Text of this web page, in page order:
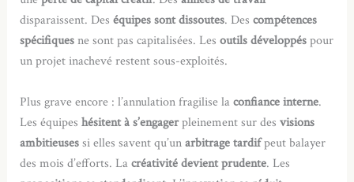
disparaissent. Deséquipes sont dissoutes. Descompétences
spécifiquesne sont pas capitalisées. Lesoutils développéspour
un projet inachevé restent sous-exploités.
Plus grave encore : l’annulation fragilise laconfiance interne.
Les équipeshésitent à s’engagerpleinement sur desvisions
ambitieusessi elles savent qu’unarbitrage tardifpeut balayer
des mois d’efforts. Lacréativité devient prudente. Les